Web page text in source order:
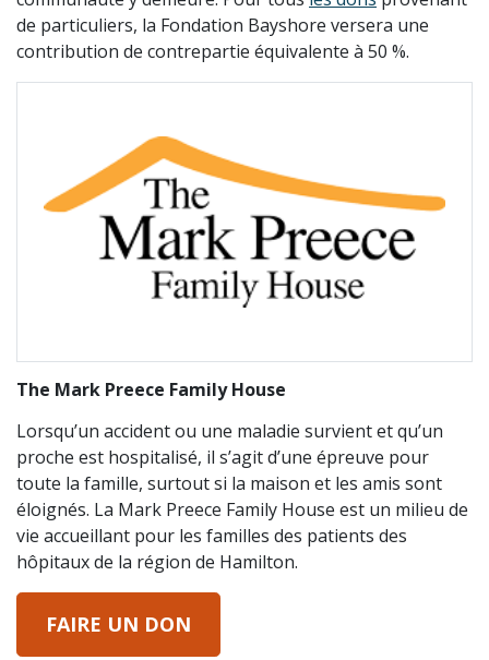
de particuliers, la Fondation Bayshore versera une
contribution de contrepartie équivalente à 50 %.
The Mark Preece Family House
Lorsqu’un accident ou une maladie survient et qu’un
proche est hospitalisé, il s’agit d’une épreuve pour
toute la famille, surtout si la maison et les amis sont
éloignés. La Mark Preece Family House est un milieu de
vie accueillant pour les familles des patients des
hôpitaux de la région de Hamilton.
FAIRE UN DON